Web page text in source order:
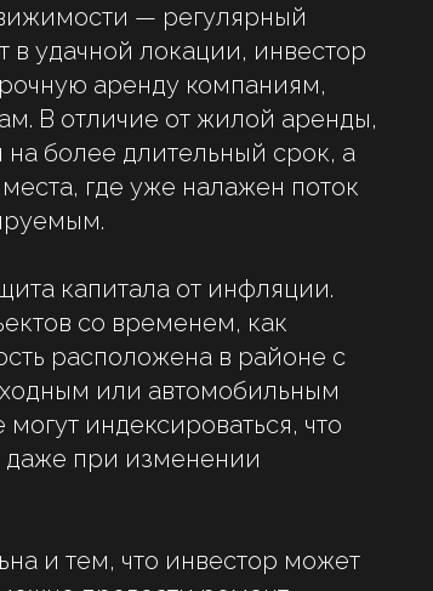
— регулярный
в удачной локации, инвестор
аренду компаниям,
В отличие от жилой аренды,
более длительный срок, а
где уже налажен поток
капитала от инфляции.
со временем, как
расположена в районе с
или автомобильным
индексироваться, что
даже при изменении
и тем, что инвестор может